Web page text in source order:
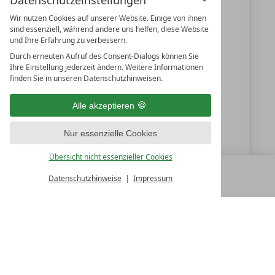
Wir nutzen Cookies auf unserer Website. Einige von ihnen
sind essenziell, während andere uns helfen, diese Website
und Ihre Erfahrung zu verbessern.
Durch erneuten Aufruf des Consent-Dialogs können Sie
Ihre Einstellung jederzeit ändern. Weitere Informationen
finden Sie in unseren Datenschutzhinweisen.
Alle akzeptieren
Nur essenzielle Cookies
Übersicht nicht essenzieller Cookies
Datenschutzhinweise Impressum
ALLE RESORTS
5630Bad Hofgastein
Salzburg
Österreich
+43 6432 6444
info@dasgoldberg.at
www.dasgoldberg.at